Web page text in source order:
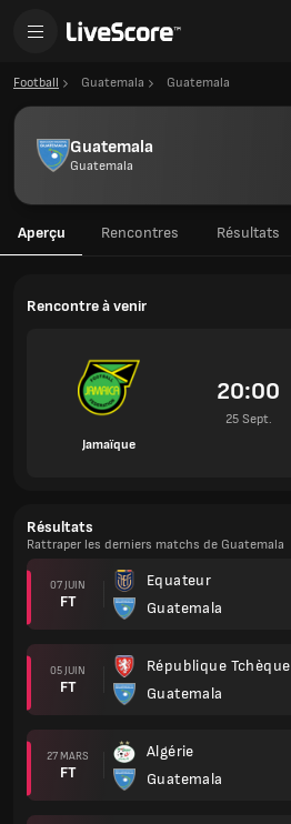
Football Guatemala Guatemala
Guatemala
Guatemala
Aperçu Rencontres Résultats
Rencontre à venir
Jamaïque
20:00
25 Sept.
Résultats
Rattraper les derniers matchs de Guatemala
07 JUIN
FT
Equateur
Guatemala
05 JUIN
FT
République Tchèque
Guatemala
27 MARS
FT
Algérie
Guatemala